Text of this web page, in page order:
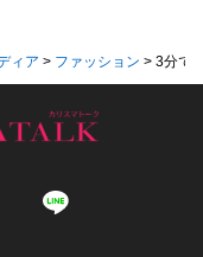
ィア > ファッション > 3分で